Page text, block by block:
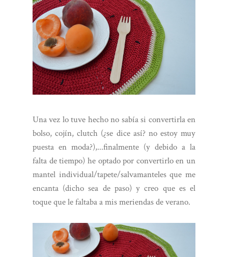
Una vez lo tuve hecho no sabía si convertirla en
bolso, cojín, clutch (¿se dice así? no estoy muy
puesta en moda?),...finalmente (y debido a la
falta de tiempo) he optado por convertirlo en un
mantel individual/tapete/salvamanteles que me
encanta (dicho sea de paso) y creo que es el
toque que le faltaba a mis meriendas de verano.